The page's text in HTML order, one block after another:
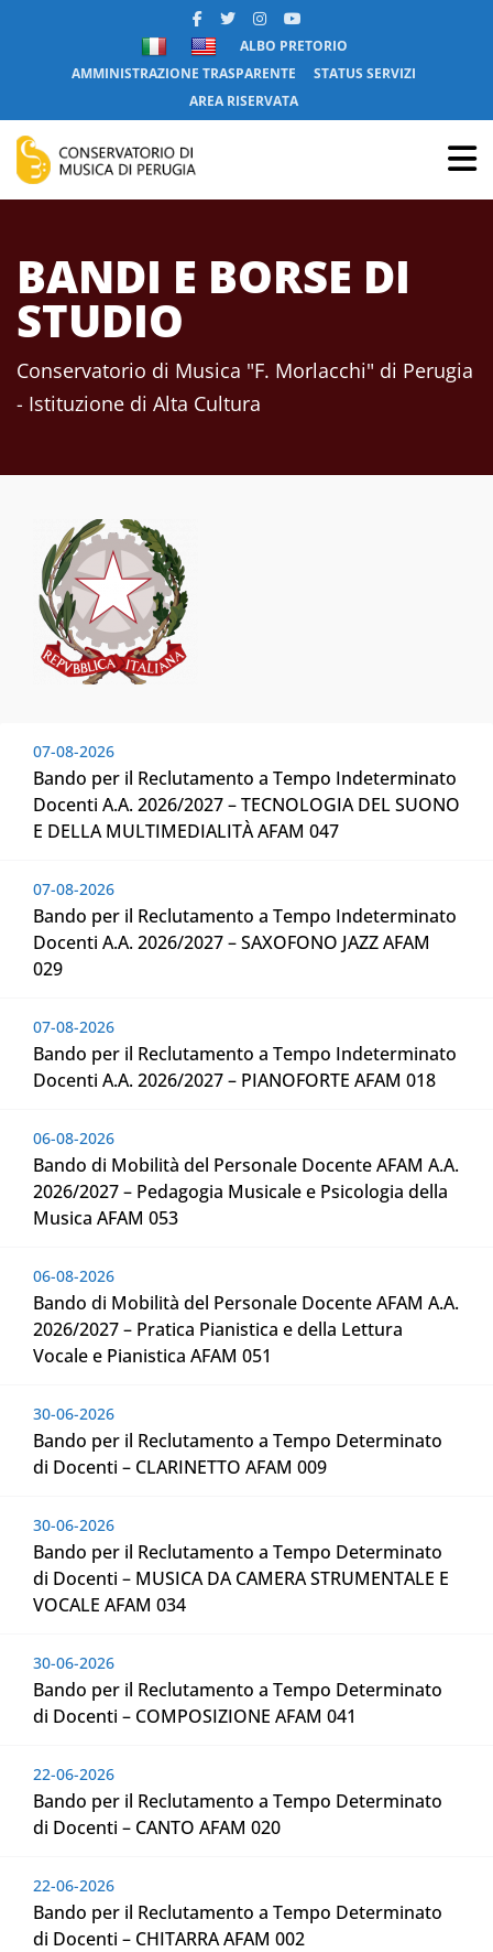
ALBO PRETORIO
AMMINISTRAZIONE TRASPARENTE
STATUS SERVIZI
AREA RISERVATA
BANDI E BORSE DI
STUDIO
Conservatorio di Musica "F. Morlacchi" di Perugia
- Istituzione di Alta Cultura
07-08-2026
Bando per il Reclutamento a Tempo Indeterminato
Docenti A.A. 2026/2027 – TECNOLOGIA DEL SUONO
E DELLA MULTIMEDIALITÀ AFAM 047
07-08-2026
Bando per il Reclutamento a Tempo Indeterminato
Docenti A.A. 2026/2027 – SAXOFONO JAZZ AFAM
029
07-08-2026
Bando per il Reclutamento a Tempo Indeterminato
Docenti A.A. 2026/2027 – PIANOFORTE AFAM 018
06-08-2026
Bando di Mobilità del Personale Docente AFAM A.A.
2026/2027 – Pedagogia Musicale e Psicologia della
Musica AFAM 053
06-08-2026
Bando di Mobilità del Personale Docente AFAM A.A.
2026/2027 – Pratica Pianistica e della Lettura
Vocale e Pianistica AFAM 051
30-06-2026
Bando per il Reclutamento a Tempo Determinato
di Docenti – CLARINETTO AFAM 009
30-06-2026
Bando per il Reclutamento a Tempo Determinato
di Docenti – MUSICA DA CAMERA STRUMENTALE E
VOCALE AFAM 034
30-06-2026
Bando per il Reclutamento a Tempo Determinato
di Docenti – COMPOSIZIONE AFAM 041
22-06-2026
Bando per il Reclutamento a Tempo Determinato
di Docenti – CANTO AFAM 020
22-06-2026
Bando per il Reclutamento a Tempo Determinato
di Docenti – CHITARRA AFAM 002